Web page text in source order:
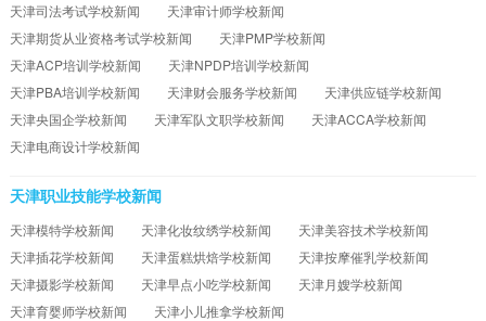
天津司法考试学校新闻
天津审计师学校新闻
天津期货从业资格考试学校新闻
天津PMP学校新闻
天津ACP培训学校新闻
天津NPDP培训学校新闻
天津PBA培训学校新闻
天津财会服务学校新闻
天津供应链学校新闻
天津央国企学校新闻
天津军队文职学校新闻
天津ACCA学校新闻
天津电商设计学校新闻
天津职业技能学校新闻
天津模特学校新闻 天津化妆纹绣学校新闻
天津美容技术学校新闻
天津插花学校新闻
天津蛋糕烘焙学校新闻
天津按摩催乳学校新闻
天津摄影学校新闻
天津早点小吃学校新闻
天津月嫂学校新闻
天津育婴师学校新闻
天津小儿推拿学校新闻